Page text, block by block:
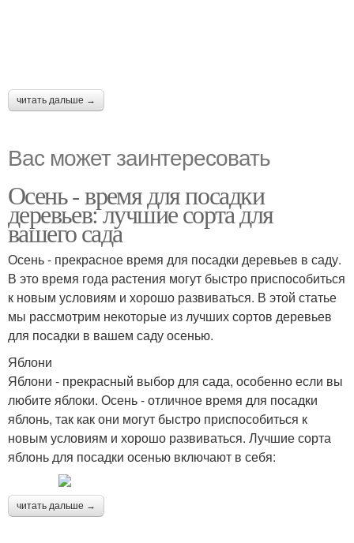
читать дальше →
Вас может заинтересовать
Осень - время для посадки
деревьев: лучшие сорта для
вашего сада
Осень - прекрасное время для посадки деревьев в саду.
В это время года растения могут быстро приспособиться
к новым условиям и хорошо развиваться. В этой статье
мы рассмотрим некоторые из лучших сортов деревьев
для посадки в вашем саду осенью.
Яблони
Яблони - прекрасный выбор для сада, особенно если вы
любите яблоки. Осень - отличное время для посадки
яблонь, так как они могут быстро приспособиться к
новым условиям и хорошо развиваться. Лучшие сорта
яблонь для посадки осенью включают в себя:
читать дальше →